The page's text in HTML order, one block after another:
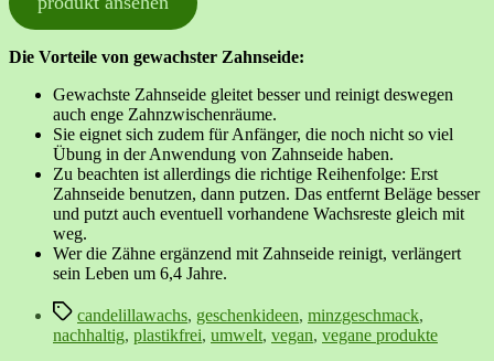
Die Vorteile von gewachster Zahnseide:
Gewachste Zahnseide gleitet besser und reinigt deswegen
auch enge Zahnzwischenräume.
Sie eignet sich zudem für Anfänger, die noch nicht so viel
Übung in der Anwendung von Zahnseide haben.
Zu beachten ist allerdings die richtige Reihenfolge: Erst
Zahnseide benutzen, dann putzen. Das entfernt Beläge besser
und putzt auch eventuell vorhandene Wachsreste gleich mit
weg.
Wer die Zähne ergänzend mit Zahnseide reinigt, verlängert
sein Leben um 6,4 Jahre.
Schlagwörter
candelillawachs, geschenkideen, minzgeschmack,
nachhaltig, plastikfrei, umwelt, vegan, vegane produkte